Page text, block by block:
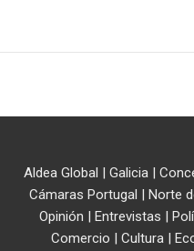
Aldea Global | Galicia|
Cámaras Portugal | Norte
Opinión | Entrevistas |
Comercio | Cultura |